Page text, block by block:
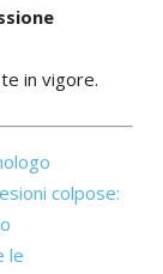
in vigore.
colpose:
le